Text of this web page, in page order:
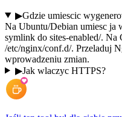
▶Gdzie umiescic
Na Ubuntu/Debian umiesc ja
symlink do sites-enabled/.
/etc/nginx/conf.d/. Przeladuj
wprowadzeniu zmian.
▶Jak wlaczyc HTTPS?